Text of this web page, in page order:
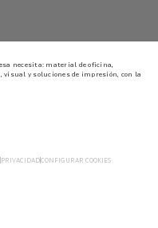
necesita: material de oficina,
y soluciones de impresión, con la
PRIVACIDADCONFIGURAR COOKIES